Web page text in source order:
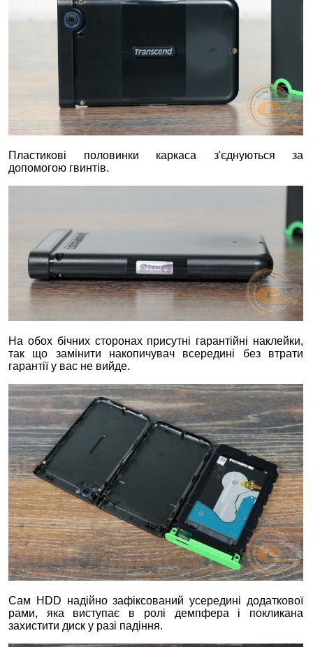
Пластикові половинки каркаса з'єднуються за
допомогою гвинтів.
На обох бічних сторонах присутні гарантійні наклейки,
так що замінити накопичувач всередині без втрати
гарантії у вас не вийде.
Сам HDD надійно зафіксований усередині додаткової
рами, яка виступає в ролі демпфера і покликана
захистити диск у разі падіння.